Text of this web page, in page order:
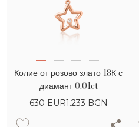
Колие от розово злато 18К с
диамант 0.01ct
630 EUR1.233 BGN